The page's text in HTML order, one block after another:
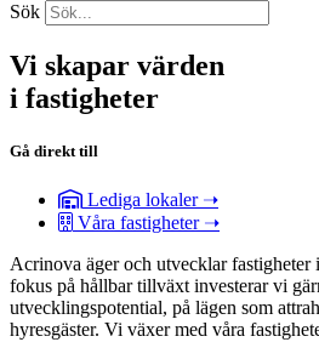
Sök
Vi skapar värden
i fastigheter
Gå direkt till
Lediga lokaler ➝
Våra fastigheter ➝
Acrinova äger och utvecklar fastigheter
fokus på hållbar tillväxt investerar vi
utvecklingspotential, på lägen som
hyresgäster. Vi växer med våra